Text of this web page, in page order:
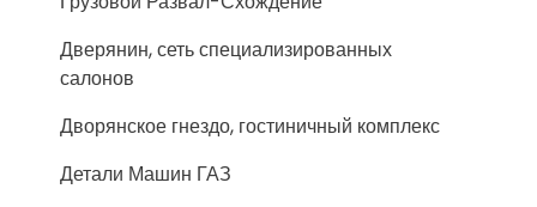
Дверянин, сеть специализированных
салонов
Дворянское гнездо, гостиничный комплекс
Детали Машин ГАЗ